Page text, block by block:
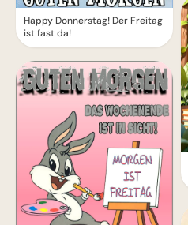
Happy Donnerstag! Der Freitag
ist fast da!